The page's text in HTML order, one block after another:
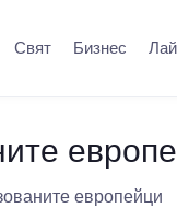
Свят Бизнес
европейци